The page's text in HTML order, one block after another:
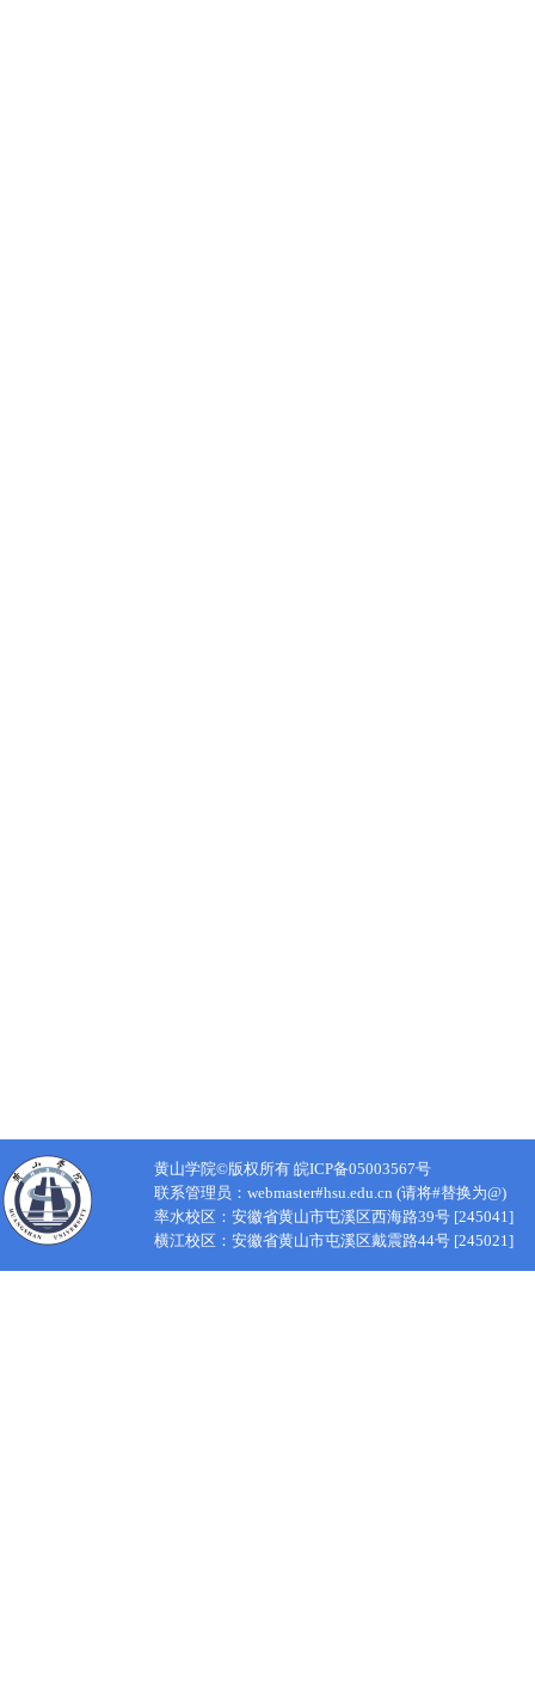
黄山学院©版权所有 皖ICP备05003567号
联系管理员：webmaster#hsu.edu.cn (请将#替换为@)
率水校区：安徽省黄山市屯溪区西海路39号 [245041]
横江校区：安徽省黄山市屯溪区戴震路44号 [245021]